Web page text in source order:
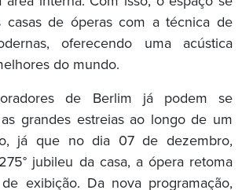
casas de óperas com a técnica de
oferecendo uma acústica
do mundo.
de Berlim já podem se
grandes estreias ao longo de um
já que no dia 07 de dezembro,
jubileu da casa, a ópera retoma
exibição. Da nova programação,